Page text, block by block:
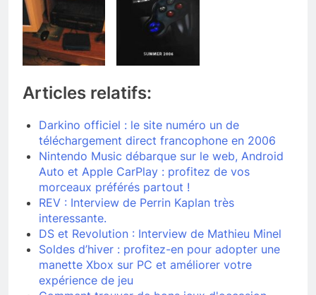
Articles relatifs:
Darkino officiel : le site numéro un de
téléchargement direct francophone en 2006
Nintendo Music débarque sur le web, Android
Auto et Apple CarPlay : profitez de vos
morceaux préférés partout !
REV : Interview de Perrin Kaplan très
interessante.
DS et Revolution : Interview de Mathieu Minel
Soldes d’hiver : profitez-en pour adopter une
manette Xbox sur PC et améliorer votre
expérience de jeu